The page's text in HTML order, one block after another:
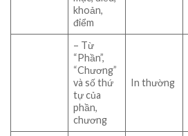
khoản,
điểm
– Từ
“Phần”,
“Chương”
và số thứ
tự của
phần,
chương
In thường